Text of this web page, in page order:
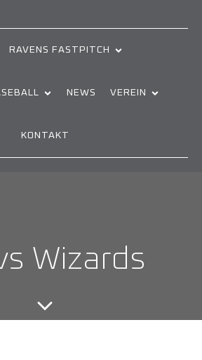
RAVENS FASTPITCH
NEWS VEREIN
KONTAKT
Wizards